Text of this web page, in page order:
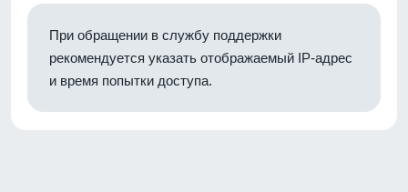
При обращении в службу поддержки
рекомендуется указать отображаемый IP-адрес
и время попытки доступа.